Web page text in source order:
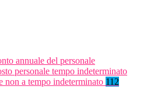
annuale del personale
personale tempo indeterminato
non a tempo indeterminato 112